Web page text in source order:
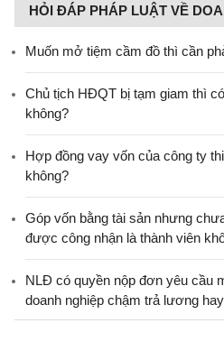
HỎI ĐÁP PHÁP LUẬT VỀ
Muốn mở tiệm cầm đồ thì cần
Chủ tịch HĐQT bị tạm giam thì
không?
Hợp đồng vay vốn của công ty
không?
Góp vốn bằng tài sản nhưng
được công nhận là thành viên
NLĐ có quyền nộp đơn yêu cầu
doanh nghiệp chậm trả lương